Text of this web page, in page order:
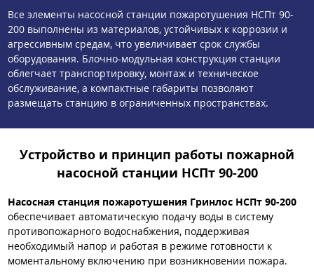
Все элементы насосной станции пожаротушения НСПт 90-
200 выполнены из материалов, устойчивых к коррозии и
агрессивным средам, что увеличивает срок службы
оборудования. Блочно-модульная конструкция станции
облегчает транспортировку, монтаж и техническое
обслуживание, а компактные габариты позволяют
размещать станцию в ограниченных пространствах.
Устройство и принцип работы пожарной
насосной станции НСПт 90-200
Насосная станция пожаротушения Гринлос НСПт 90-200
обеспечивает автоматическую подачу воды в систему
противопожарного водоснабжения, поддерживая
необходимый напор и работая в режиме готовности к
моментальному включению при возникновении пожара.